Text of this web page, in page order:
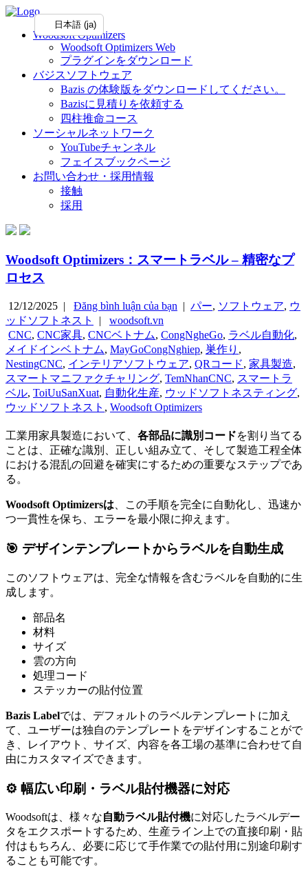
Woodsoft Optimizers
Woodsoft Optimizers Web
プラグインをダウンロード
バジスソフトウェア
Bazis の体験版をダウンロードしてください。
Bazisに見積りを依頼する
四柱推命コース
ソーシャルネットワーク
YouTubeチャンネル
フェイスブックページ
お問い合わせ・採用情報
接触
採用
Woodsoft Optimizers：スマートラベル – 精密なプ
ロセス
12/12/2025 | Đăng bình luận của bạn | パー, ソフトウェア, ウ
ッドソフトネスト
|
woodsoft.vn
CNC, CNC家具, CNCベトナム, CongNgheGo, ラベル自動化,
メイドインベトナム, MayGoCongNghiep, 巣作り ,
NestingCNC, インテリアソフトウェア, QRコード, 家具製造,
スマートマニファクチャリング, TemNhanCNC, スマートラ
ベル, ToiUuSanXuat, 自動化生産, ウッドソフトネスティング,
ウッドソフトネスト , Woodsoft Optimizers
工業用家具製造において、 各部品に識別コードを割り当てる
ことは、正確な識別、正しい組み立て、そして製造工程全体
における混乱の回避を確実にするための重要なステップであ
る。
Woodsoft Optimizersは、この手順を完全に自動化し、迅速か
つ一貫性を保ち、エラーを最小限に抑えます。
🎯 デザインテンプレートからラベルを自動生成
このソフトウェアは、完全な情報を含むラベルを自動的に生
成します。
部品名
材料
サイズ
雲の方向
処理コード
ステッカーの貼付位置
Bazis Labelでは、デフォルトのラベルテンプレートに加え
て、ユーザーは独自のテンプレートをデザインすることがで
き、レイアウト、サイズ、内容を各工場の基準に合わせて自
由にカスタマイズできます。
⚙ 幅広い印刷・ラベル貼付機器に対応
Woodsoftは、様々な自動ラベル貼付機に対応したラベルデー
タをエクスポートするため、生産ライン上での直接印刷・貼
付はもちろん、必要に応じて手作業での貼付用に別途印刷す
ることも可能です。
日本語 (ja)